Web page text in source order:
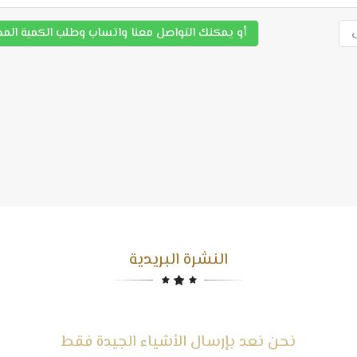
أو يمكنك التواصل معنا واتساب وطلب الكمية
النشرة البريدية
نحن نعد بإرسال الأشياء الجيدة فقط